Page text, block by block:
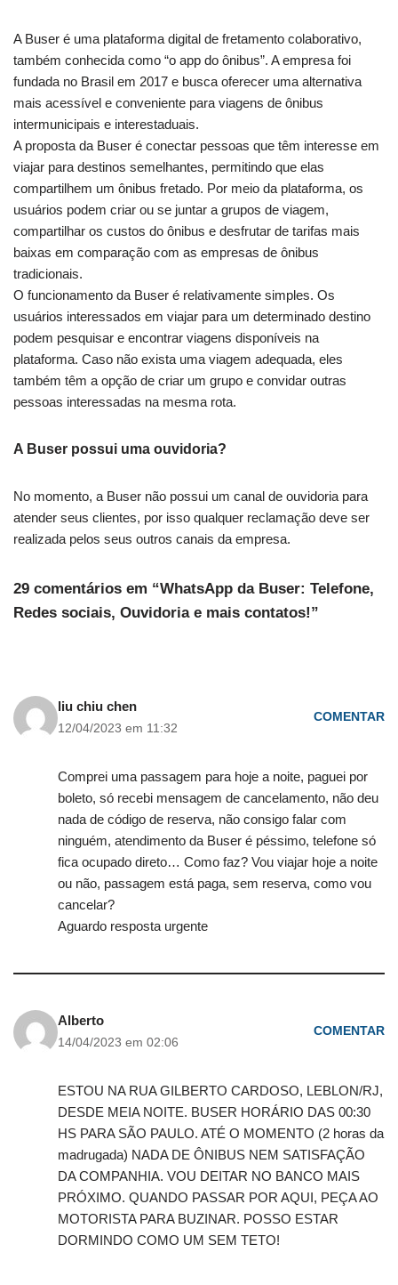
A Buser é uma plataforma digital de fretamento colaborativo,
também conhecida como “o app do ônibus”. A empresa foi
fundada no Brasil em 2017 e busca oferecer uma alternativa
mais acessível e conveniente para viagens de ônibus
intermunicipais e interestaduais.
A proposta da Buser é conectar pessoas que têm interesse em
viajar para destinos semelhantes, permitindo que elas
compartilhem um ônibus fretado. Por meio da plataforma, os
usuários podem criar ou se juntar a grupos de viagem,
compartilhar os custos do ônibus e desfrutar de tarifas mais
baixas em comparação com as empresas de ônibus
tradicionais.
O funcionamento da Buser é relativamente simples. Os
usuários interessados em viajar para um determinado destino
podem pesquisar e encontrar viagens disponíveis na
plataforma. Caso não exista uma viagem adequada, eles
também têm a opção de criar um grupo e convidar outras
pessoas interessadas na mesma rota.
A Buser possui uma ouvidoria?
No momento, a Buser não possui um canal de ouvidoria para
atender seus clientes, por isso qualquer reclamação deve ser
realizada pelos seus outros canais da empresa.
29 comentários em “WhatsApp da Buser: Telefone,
Redes sociais, Ouvidoria e mais contatos!”
liu chiu chen
12/04/2023 em 11:32
COMENTAR
Comprei uma passagem para hoje a noite, paguei por
boleto, só recebi mensagem de cancelamento, não deu
nada de código de reserva, não consigo falar com
ninguém, atendimento da Buser é péssimo, telefone só
fica ocupado direto… Como faz? Vou viajar hoje a noite
ou não, passagem está paga, sem reserva, como vou
cancelar?
Aguardo resposta urgente
Alberto
14/04/2023 em 02:06
COMENTAR
ESTOU NA RUA GILBERTO CARDOSO, LEBLON/RJ,
DESDE MEIA NOITE. BUSER HORÁRIO DAS 00:30
HS PARA SÃO PAULO. ATÉ O MOMENTO (2 horas da
madrugada) NADA DE ÔNIBUS NEM SATISFAÇÃO
DA COMPANHIA. VOU DEITAR NO BANCO MAIS
PRÓXIMO. QUANDO PASSAR POR AQUI, PEÇA AO
MOTORISTA PARA BUZINAR. POSSO ESTAR
DORMINDO COMO UM SEM TETO!